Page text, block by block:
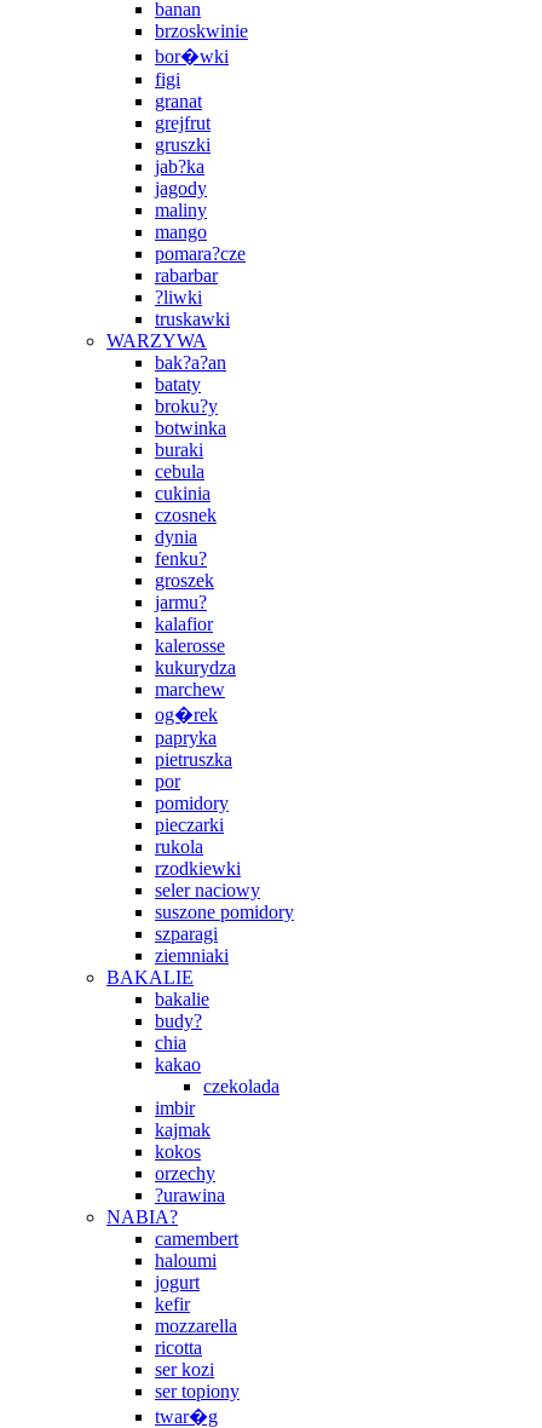
banan
brzoskwinie
bor�wki
figi
granat
grejfrut
gruszki
jab?ka
jagody
maliny
mango
pomara?cze
rabarbar
?liwki
truskawki
WARZYWA
bak?a?an
bataty
broku?y
botwinka
buraki
cebula
cukinia
czosnek
dynia
fenku?
groszek
jarmu?
kalafior
kalerosse
kukurydza
marchew
og�rek
papryka
pietruszka
por
pomidory
pieczarki
rukola
rzodkiewki
seler naciowy
suszone pomidory
szparagi
ziemniaki
BAKALIE
bakalie
budy?
chia
kakao
czekolada
imbir
kajmak
kokos
orzechy
?urawina
NABIA?
camembert
haloumi
jogurt
kefir
mozzarella
ricotta
ser kozi
ser topiony
twar�g